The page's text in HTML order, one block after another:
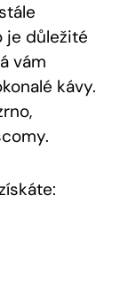
je důležité
vám
kávy.